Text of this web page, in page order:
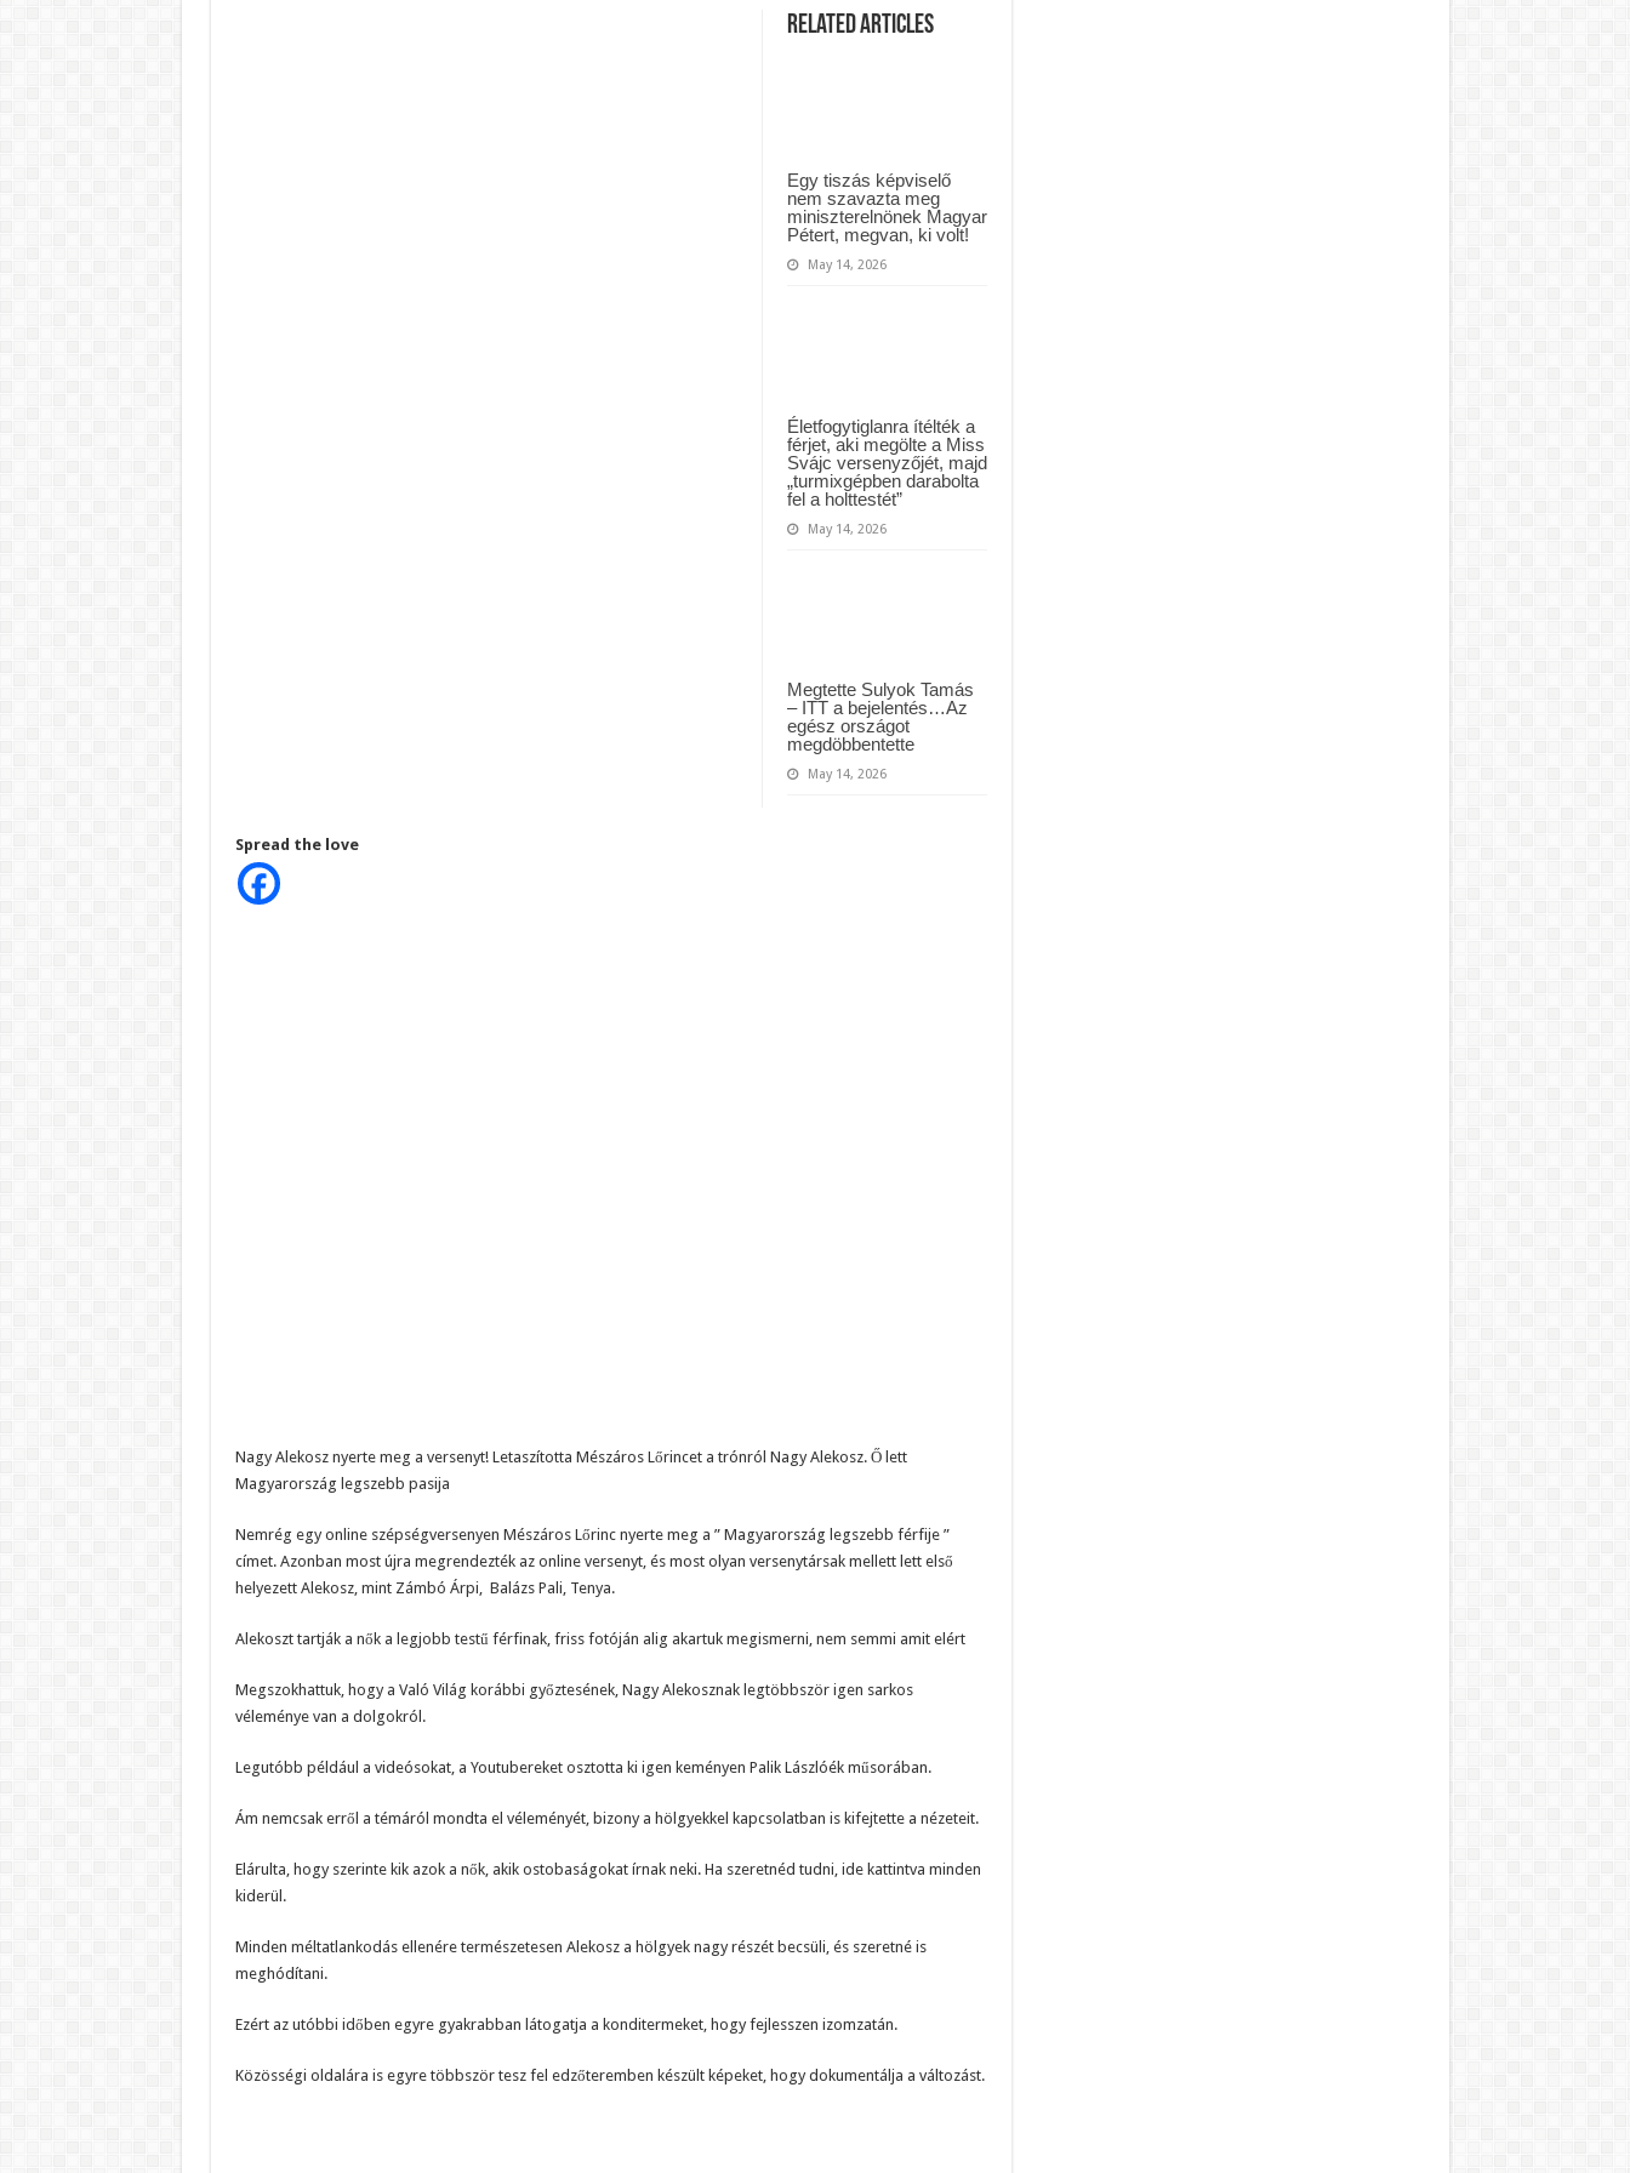
KAPITÁNY ISTVÁN GAZDASÁGI MINISZTER DRÁMAI ÜZENETET KÜLDÖTT: “KÉREK MINDENKIT, HOGY HÉTFŐTŐL A MOSÁST, A MOSOGATÁST, A BOJLERT…”
Magyarország
Related Articles
Egy tiszás képviselő
nem szavazta meg
miniszterelnönek Magyar
Pétert, megvan, ki volt!
May 14, 2026
Életfogytiglanra ítélték a
férjet, aki megölte a Miss
Svájc versenyzőjét, majd
„turmixgépben darabolta
fel a holttestét”
May 14, 2026
Megtette Sulyok Tamás
– ITT a bejelentés…Az
egész országot
megdöbbentette
May 14, 2026
Spread the love
Nagy Alekosz nyerte meg a versenyt! Letaszította Mészáros Lőrincet a trónról Nagy Alekosz. Ő lett
Magyarország legszebb pasija
Nemrég egy online szépségversenyen Mészáros Lőrinc nyerte meg a ” Magyarország legszebb férfije ”
címet. Azonban most újra megrendezték az online versenyt, és most olyan versenytársak mellett lett első
helyezett Alekosz, mint Zámbó Árpi, Balázs Pali, Tenya.
Alekoszt tartják a nők a legjobb testű férfinak, friss fotóján alig akartuk megismerni, nem semmi amit elért
Megszokhattuk, hogy a Való Világ korábbi győztesének, Nagy Alekosznak legtöbbször igen sarkos
véleménye van a dolgokról.
Legutóbb például a videósokat, a Youtubereket osztotta ki igen keményen Palik Lászlóék műsorában.
Ám nemcsak erről a témáról mondta el véleményét, bizony a hölgyekkel kapcsolatban is kifejtette a nézeteit.
Elárulta, hogy szerinte kik azok a nők, akik ostobaságokat írnak neki. Ha szeretnéd tudni, ide kattintva minden
kiderül.
Minden méltatlankodás ellenére természetesen Alekosz a hölgyek nagy részét becsüli, és szeretné is
meghódítani.
Ezért az utóbbi időben egyre gyakrabban látogatja a konditermeket, hogy fejlesszen izomzatán.
Közösségi oldalára is egyre többször tesz fel edzőteremben készült képeket, hogy dokumentálja a változást.